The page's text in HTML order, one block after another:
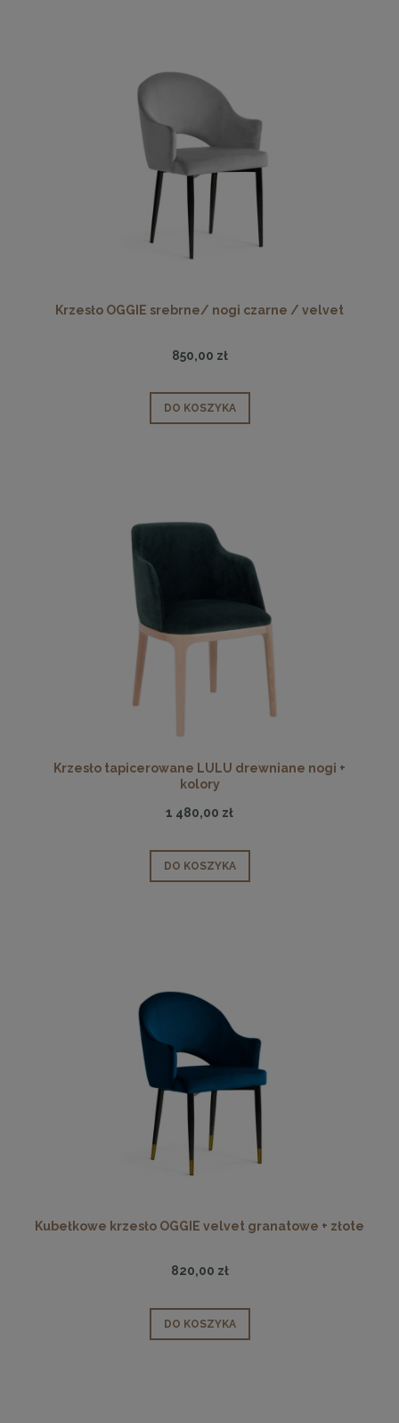
Krzesło OGGIE srebrne/ nogi czarne / velvet
850,00 zł
DO KOSZYKA
Krzesło tapicerowane LULU drewniane nogi +
kolory
1 480,00 zł
DO KOSZYKA
Kubełkowe krzesło OGGIE velvet granatowe + złote
820,00 zł
DO KOSZYKA